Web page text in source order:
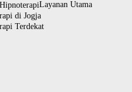
Layanan Utama
di Jogja
Terdekat